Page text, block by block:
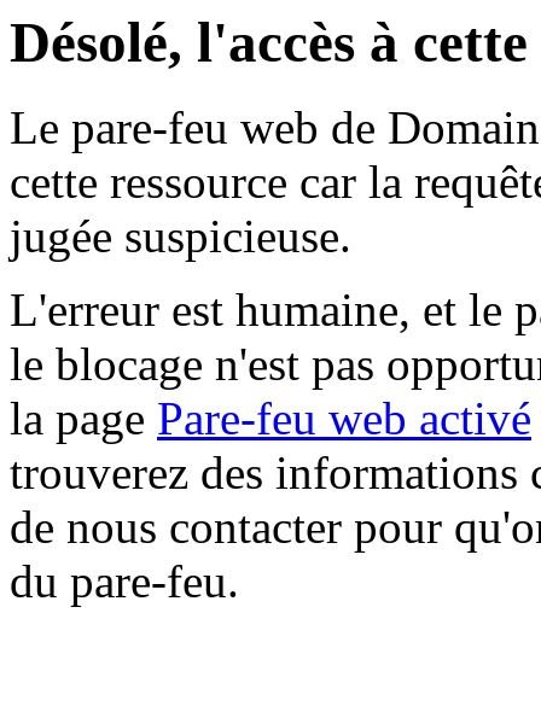
Désolé, l'accès à
Le pare-feu web de
cette ressource car la
jugée suspicieuse.
L'erreur est humaine, et le
le blocage n'est pas
la page Pare-feu web activé
trouverez des informations
de nous contacter pour
du pare-feu.